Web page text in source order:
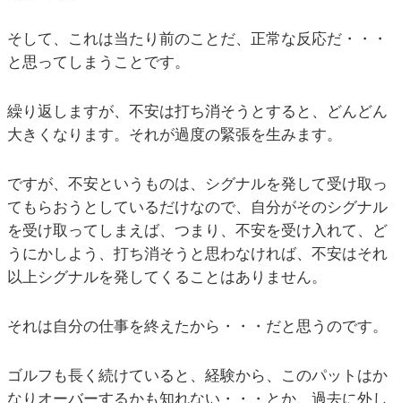
そして、これは当たり前のことだ、正常な反応だ・・・
と思ってしまうことです。
繰り返しますが、不安は打ち消そうとすると、どんどん
大きくなります。それが過度の緊張を生みます。
ですが、不安というものは、シグナルを発して受け取っ
てもらおうとしているだけなので、自分がそのシグナル
を受け取ってしまえば、つまり、不安を受け入れて、ど
うにかしよう、打ち消そうと思わなければ、不安はそれ
以上シグナルを発してくることはありません。
それは自分の仕事を終えたから・・・だと思うのです。
ゴルフも長く続けていると、経験から、このパットはか
なりオーバーするかも知れない・・・とか、過去に外し